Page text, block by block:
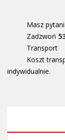
Masz
Zadzwoń
Transport
Koszt
indywidualnie.